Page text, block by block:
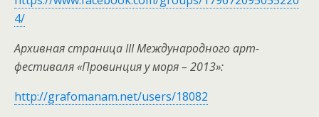
4/
Архивная страница IIIМеждународного арт-
фестиваля «Провинция у моря – 2013»:
http://grafomanam.net/users/18082